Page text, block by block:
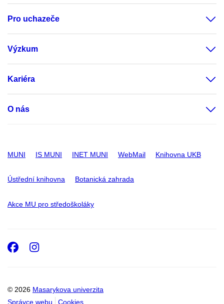
Pro uchazeče
Výzkum
Kariéra
O nás
MUNI IS MUNI INET MUNI WebMail Knihovna UKB
Ústřední knihovna Botanická zahrada
Akce MU pro středoškoláky
© 2026 Masarykova univerzita
Správce webu
Cookies
Facebook
Instagram